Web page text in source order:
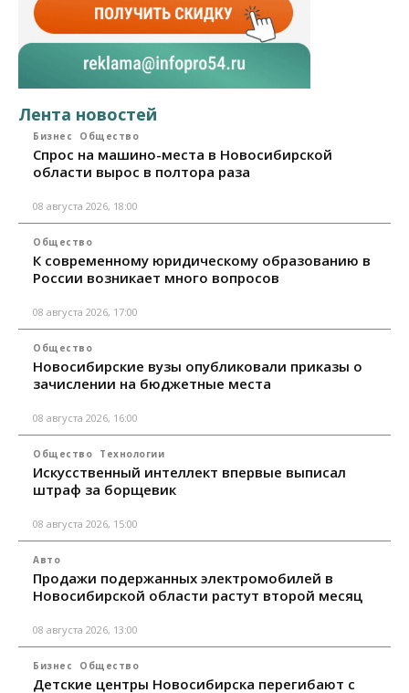
Лента новостей
Бизнес Общество
Спрос на машино-места в Новосибирской
области вырос в полтора раза
08 августа 2026, 18:00
Общество
К современному юридическому образованию в
России возникает много вопросов
08 августа 2026, 17:00
Общество
Новосибирские вузы опубликовали приказы о
зачислении на бюджетные места
08 августа 2026, 16:00
Общество Технологии
Искусственный интеллект впервые выписал
штраф за борщевик
08 августа 2026, 15:00
Авто
Продажи подержанных электромобилей в
Новосибирской области растут второй месяц
08 августа 2026, 13:00
Бизнес Общество
Детские центры Новосибирска перегибают с